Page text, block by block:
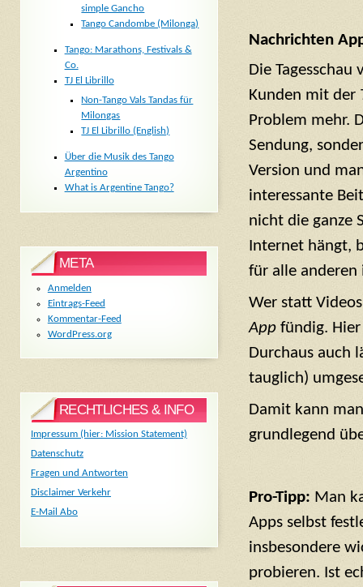
Nachrichten
Die
Kunden mit der
Problem mehr.
Sendung,
Version und
interessante
nicht die ganze
Internet hängt,
für alle anderen
Wer statt
App fündig.
Durchaus auch
tauglich)
Damit kann
grundlegend
Pro-Tipp: Man
Apps selbst
insbesondere
probieren. Ist
simple Gancho
Tango Candombe (Milonga)
Tango: Marathons, Festivals &
Co.
TJ El Librillo
Non-Tango Vals Tandas für
Milongas
TJ El Librillo (English)
Über die Musik des Tango
Argentino
What is Argentine Tango?
META
Anmelden
Eintrags-Feed
Kommentar-Feed
WordPress.org
RECHTLICHES & INFO
Impressum (hier: Mission Statement)
Datenschutz
Fragen und Antworten
Disclaimer Verkehr
E-Mail Abo